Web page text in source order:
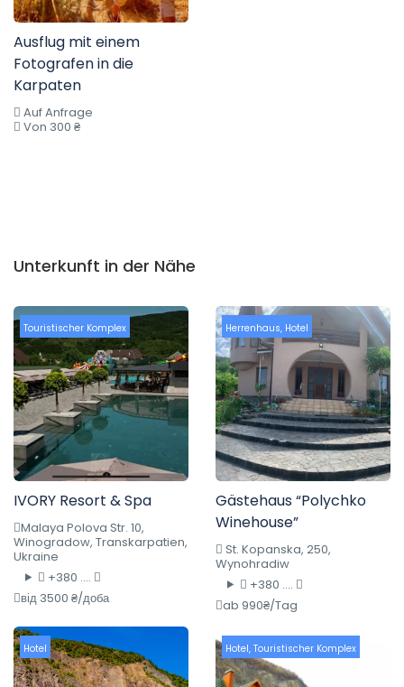
Ausflug mit einem
Fotografen in die
Karpaten
Auf Anfrage
Von 300 ₴
Unterkunft in der Nähe
Touristischer Komplex
IVORY Resort & Spa
Malaya Polova Str. 10,
Winogradow, Transkarpatien,
Ukraine
+380 ....
від 3500 ₴/доба
Herrenhaus, Hotel
Gästehaus “Polychko
Winehouse”
St. Kopanska, 250,
Wynohradiw
+380 ....
ab 990₴/Tag
Hotel Hotel, Touristischer Komplex